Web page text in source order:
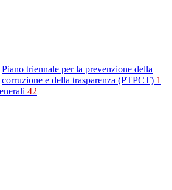
Piano triennale per la prevenzione della
corruzione e della trasparenza (PTPCT) 1
42